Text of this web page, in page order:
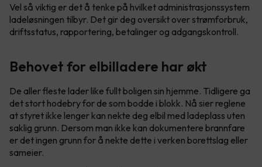
Vel så viktig er det å tenke på hvilket administrasjonssystem
ladeløsningen tilbyr. Det gir deg oversikt over strømforbruk,
driftsstatus, rapportering, betalinger og adgangskontroll.
Behovet for elbilladere har økt
De aller fleste lader like fullt boligen sin hjemme. Tidligere ga
det stort hodebry for de som bodde i blokk. Nå sier reglene
at styret ikke lenger kan nekte deg elbil med ladeplass uten
saklig grunn. Dersom man ikke kan dokumentere brannfare
er det ingen grunn for å nekte dette i verken borettslag eller
sameier.